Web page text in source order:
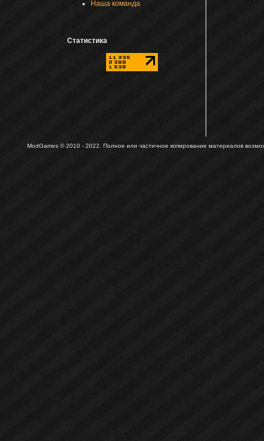
Наша команда
Статистика
ModGames © 2010 - 2022. Полное или частичное копирование материалов